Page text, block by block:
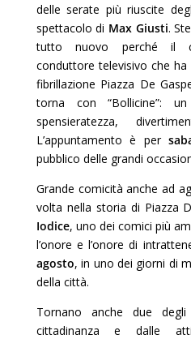
delle serate più riuscite
spettacolo di Max Giusti.
tutto nuovo perché il
conduttore televisivo che
fibrillazione Piazza De
torna con “Bollicine”:
spensieratezza,
L’appuntamento è per
pubblico delle grandi
Grande comicità anche ad
volta nella storia di Piazza
Iodice, uno dei comici più
l’onore e l’onore di
agosto, in uno dei giorni di
della città.
Tornano anche due
cittadinanza e dalle